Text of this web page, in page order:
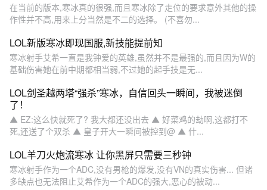
在当前的版本,寒冰真的很强,而且寒冰除了走位的要求意外其他的操
作性并不高,用来上分当然是不二的选择。 (不喜勿...
LOL新版寒冰即现国服,新技能提前知
寒冰射手艾希一直是我钟爱的英雄,虽然并不是最强的,而且因为W的
基础伤害她在前中期都相当弱,不过她的起手技是无...
LOL剑圣越两塔“强杀”寒冰，自信回头一瞬间，我被迷倒
了！
▲ EZ:这么快就死了? 我大都还没出去 ▲ 好菜鸡的劫啊,这都打不
死,还送了个双杀 ▲ 皇子开大一瞬间被控到@ ▲ 什...
LOL羊刀火炮流寒冰 让你黑屏只需要三秒钟
寒冰射手作为一个ADC,没有男枪的爆发,没有VN的真实伤害... 但诸
多缺点也无法阻止艾希作为一个ADC的强大,恶心的被动...